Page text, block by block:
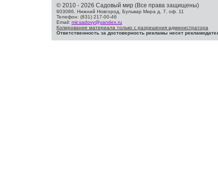
© 2010 - 2026 Садовый мир (Все права защищены)
603086, Нижний Новгород, Бульвар Мира д. 7, оф. 11
Телефон: (831) 217-00-46
Email: mir.sadovy@yandex.ru
Копирование материала только с разрешения администратора
Ответственность за достоверность рекламы несет